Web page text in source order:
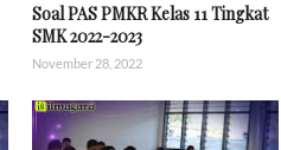
Soal PAS PMKR Kelas 11 Tingkat
SMK 2022-2023
November 28, 2022